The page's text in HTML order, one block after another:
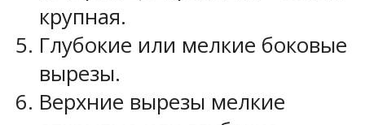
крупная.
Глубокие или мелкие боковые
вырезы.
Верхние вырезы мелкие